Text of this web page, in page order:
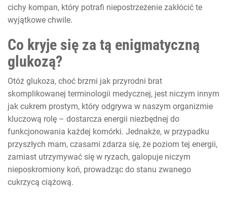
cichy kompan, który potrafi niepostrzeżenie zakłócić te
wyjątkowe chwile.
Co kryje się za tą enigmatyczną
glukozą?
Otóż glukoza, choć brzmi jak przyrodni brat
skomplikowanej terminologii medycznej, jest niczym innym
jak cukrem prostym, który odgrywa w naszym organizmie
kluczową rolę – dostarcza energii niezbędnej do
funkcjonowania każdej komórki. Jednakże, w przypadku
przyszłych mam, czasami zdarza się, że poziom tej energii,
zamiast utrzymywać się w ryzach, galopuje niczym
nieposkromiony koń, prowadząc do stanu zwanego
cukrzycą ciążową.